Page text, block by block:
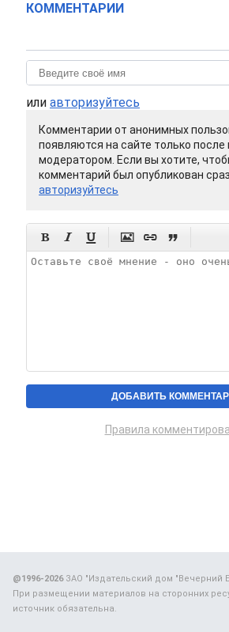
КОММЕНТАРИИ
или авторизуйтесь
Комментарии от анонимных
появляются на сайте только после
модератором. Если вы хотите,
комментарий был опубликован
авторизуйтесь
     
Правила
@1996-2026ЗАО "Издательский дом "Вечерний
При размещении материалов на сторонних
источник обязательна.